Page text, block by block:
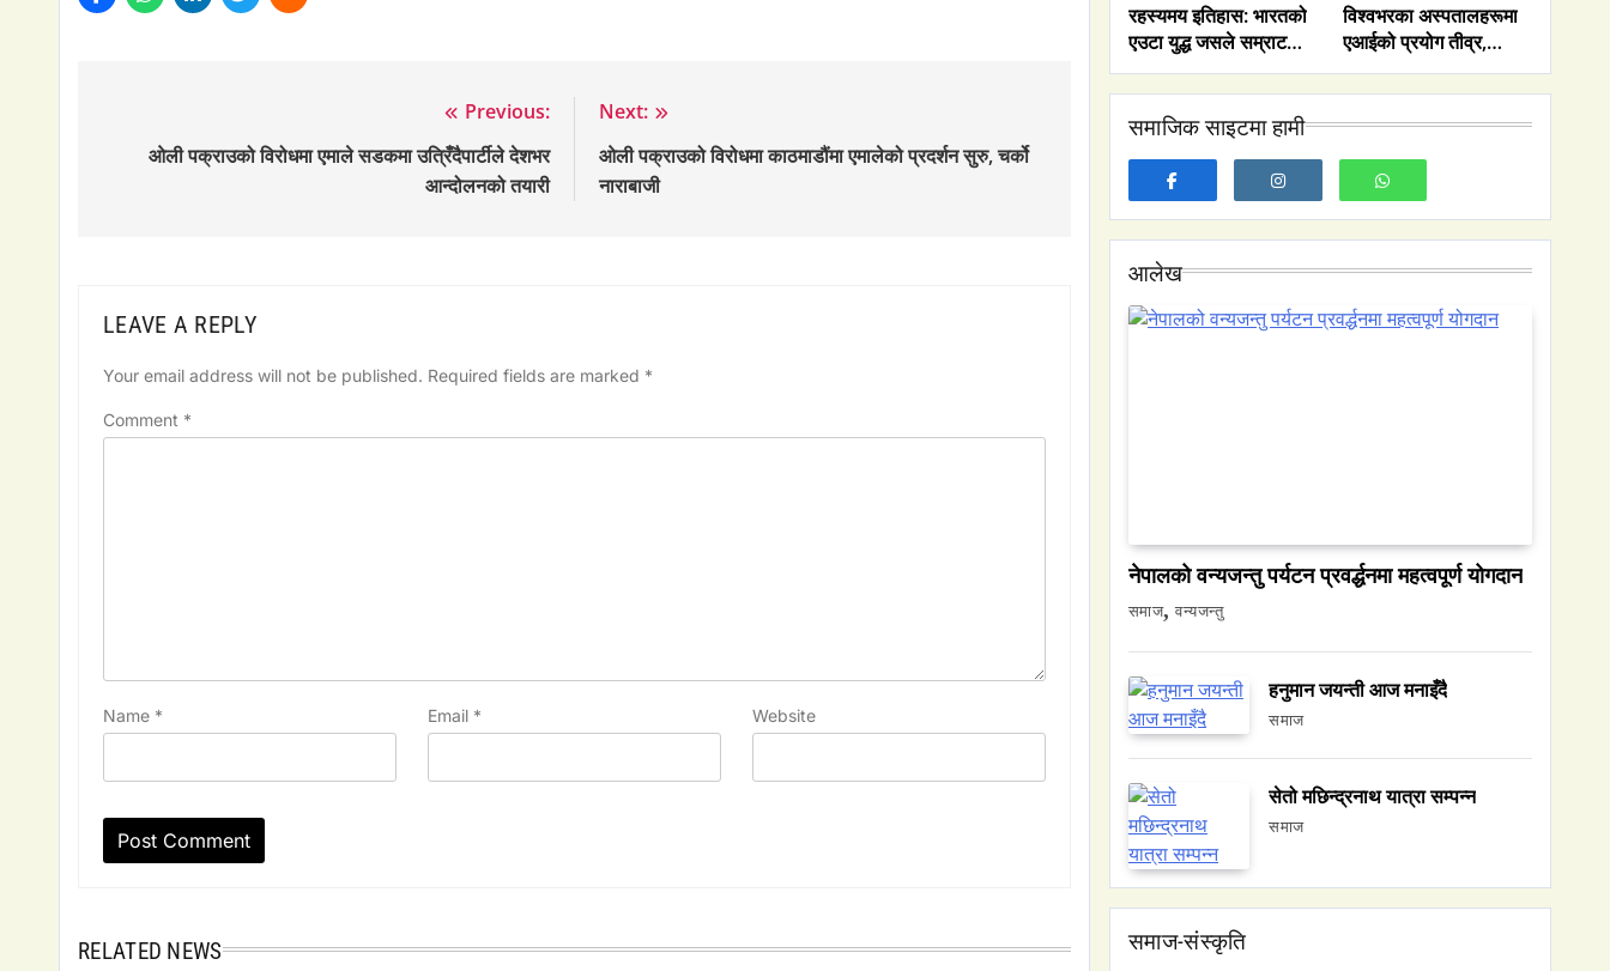
navigation
Previous:
ओली पक्राउको विरोधमा एमाले सडकमा उत्रिँदैपार्टीले देशभर
आन्दोलनको तयारी
Next:
ओली पक्राउको विरोधमा काठमाडौंमा एमालेको प्रदर्शन सुरु, चर्को
नाराबाजी
LEAVE A REPLY
Your email address will not be published. Required fields are marked *
Comment *
Name * Email * Website
RELATED NEWS
रहस्यमय इतिहास: भारतको
एउटा युद्ध जसले सम्राटलाई
हिंसाबाट शान्तितर्फ
मोडिदियो
विश्वभरका अस्पतालहरूमा
एआईको प्रयोग तीव्र,
स्वास्थ्य सेवा प्रणालीको
कार्यक्षमता सुधार
समाजिक साइटमा हामी
आलेख
नेपालको वन्यजन्तु पर्यटन प्रवर्द्धनमा महत्वपूर्ण योगदान
समाज वन्यजन्तु
हनुमान जयन्ती आज मनाइँदै
समाज
सेतो मछिन्द्रनाथ यात्रा सम्पन्न
समाज
समाज-संस्कृति